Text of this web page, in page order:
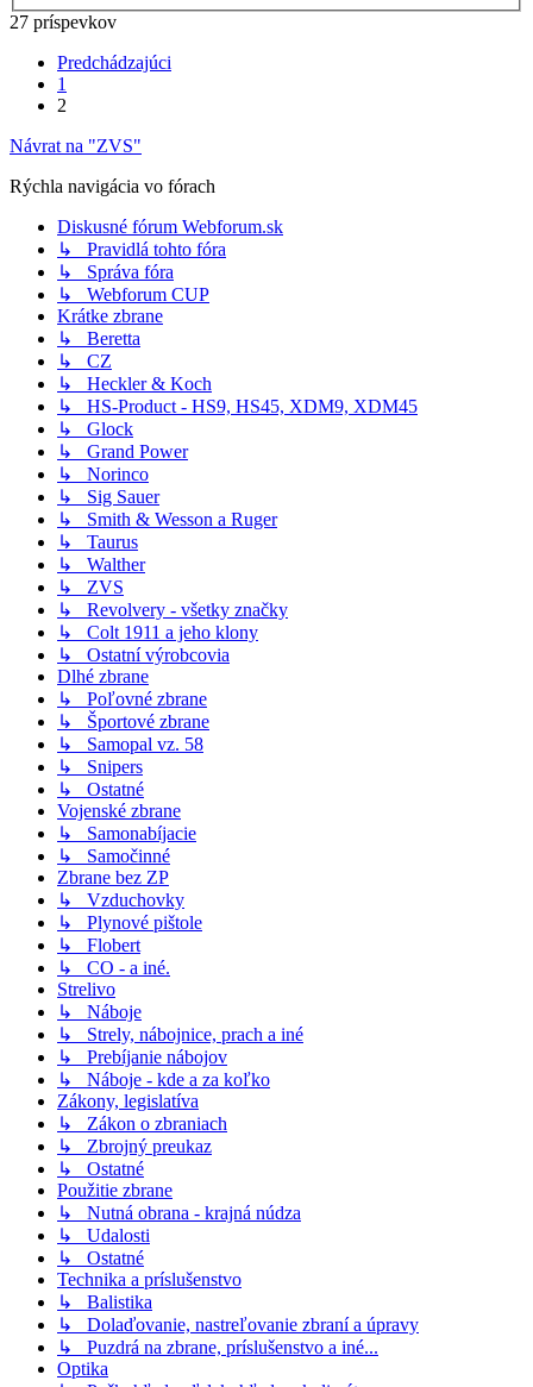
27 príspevkov
Predchádzajúci
1
2
Návrat na "ZVS"
Rýchla navigácia vo fórach
Diskusné fórum Webforum.sk
↳ Pravidlá tohto fóra
↳ Správa fóra
↳ Webforum CUP
Krátke zbrane
↳ Beretta
↳ CZ
↳ Heckler & Koch
↳ HS-Product - HS9, HS45, XDM9, XDM45
↳ Glock
↳ Grand Power
↳ Norinco
↳ Sig Sauer
↳ Smith & Wesson a Ruger
↳ Taurus
↳ Walther
↳ ZVS
↳ Revolvery - všetky značky
↳ Colt 1911 a jeho klony
↳ Ostatní výrobcovia
Dlhé zbrane
↳ Poľovné zbrane
↳ Športové zbrane
↳ Samopal vz. 58
↳ Snipers
↳ Ostatné
Vojenské zbrane
↳ Samonabíjacie
↳ Samočinné
Zbrane bez ZP
↳ Vzduchovky
↳ Plynové pištole
↳ Flobert
↳ CO - a iné.
Strelivo
↳ Náboje
↳ Strely, nábojnice, prach a iné
↳ Prebíjanie nábojov
↳ Náboje - kde a za koľko
Zákony, legislatíva
↳ Zákon o zbraniach
↳ Zbrojný preukaz
↳ Ostatné
Použitie zbrane
↳ Nutná obrana - krajná núdza
↳ Udalosti
↳ Ostatné
Technika a príslušenstvo
↳ Balistika
↳ Dolaďovanie, nastreľovanie zbraní a úpravy
↳ Puzdrá na zbrane, príslušenstvo a iné...
Optika